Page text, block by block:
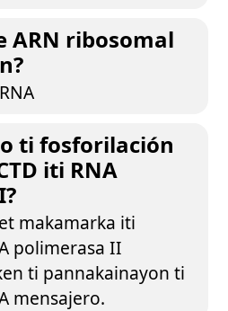
ARN ribosomal
ti fosforilación
iti RNA
makamarka iti
polimerasa II
ti pannakainayon ti
mensajero.